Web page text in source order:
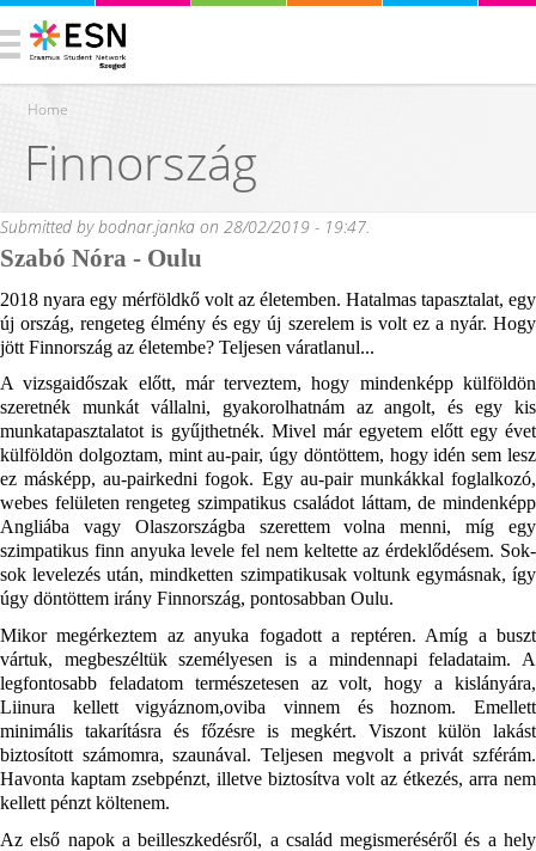
You are here
Home
Finnország
Submitted bybodnar.janka on 28/02/2019 - 19:47.
Szabó Nóra - Oulu
2018 nyara egy mérföldkő volt az életemben. Hatalmas tapasztalat, egy
új ország, rengeteg élmény és egy új szerelem is volt ez a nyár. Hogy
jött Finnország az életembe? Teljesen váratlanul...
A vizsgaidőszak előtt, már terveztem, hogy mindenképp külföldön
szeretnék munkát vállalni, gyakorolhatnám az angolt, és egy kis
munkatapasztalatot is gyűjthetnék. Mivel már egyetem előtt egy évet
külföldön dolgoztam, mint au-pair, úgy döntöttem, hogy idén sem lesz
ez másképp, au-pairkedni fogok. Egy au-pair munkákkal foglalkozó,
webes felületen rengeteg szimpatikus családot láttam, de mindenképp
Angliába vagy Olaszországba szerettem volna menni, míg egy
szimpatikus finn anyuka levele fel nem keltette az érdeklődésem. Sok-
sok levelezés után, mindketten szimpatikusak voltunk egymásnak, így
úgy döntöttem irány Finnország, pontosabban Oulu.
Mikor megérkeztem az anyuka fogadott a reptéren. Amíg a buszt
vártuk, megbeszéltük személyesen is a mindennapi feladataim. A
legfontosabb feladatom természetesen az volt, hogy a kislányára,
Liinura kellett vigyáznom,oviba vinnem és hoznom. Emellett
minimális takarításra és főzésre is megkért. Viszont külön lakást
biztosított számomra, szaunával. Teljesen megvolt a privát szférám.
Havonta kaptam zsebpénzt, illetve biztosítva volt az étkezés, arra nem
kellett pénzt költenem.
Az első napok a beilleszkedésről, a család megismeréséről és a hely